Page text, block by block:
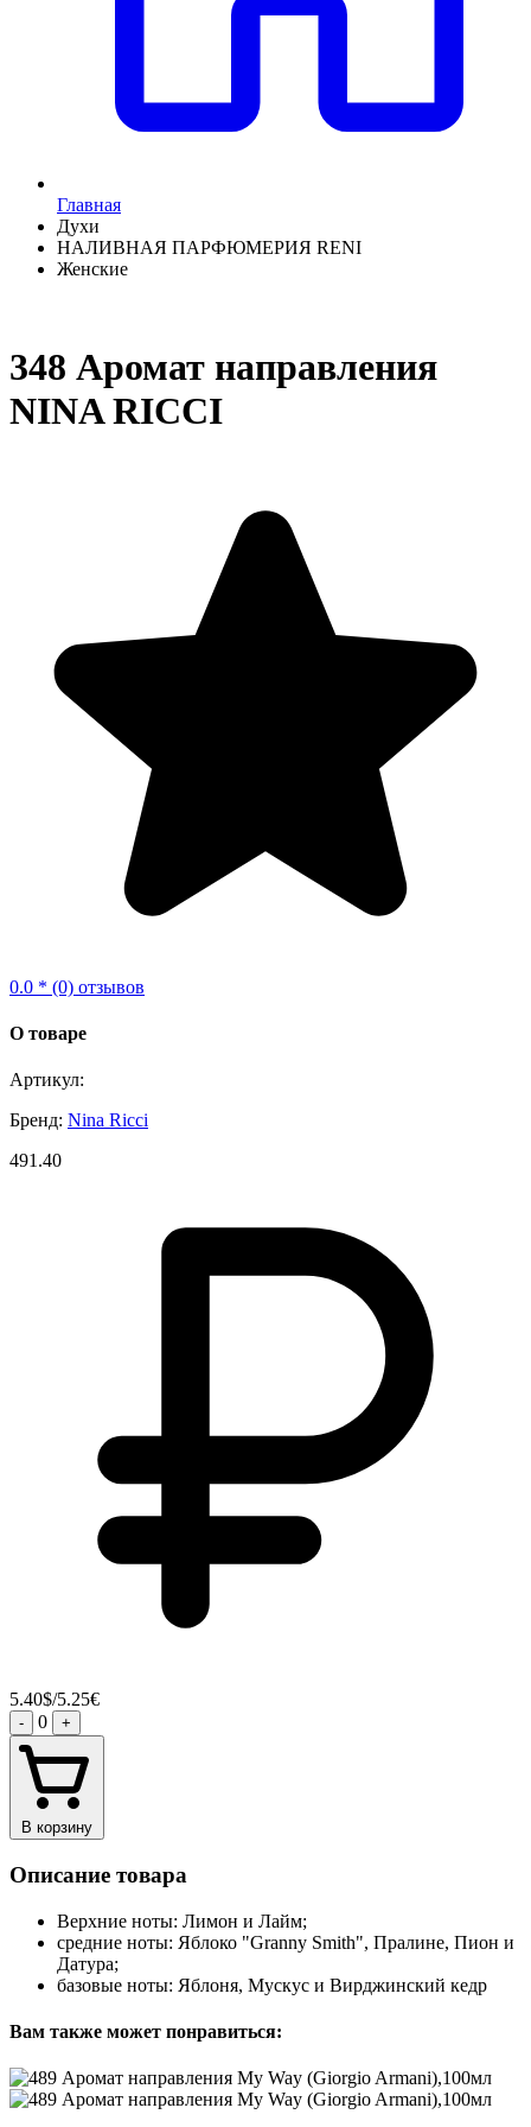
Главная
Духи
НАЛИВНАЯ ПАРФЮМЕРИЯ RENI
Женские
348 Аромат направления
NINA RICCI
0.0 * (0) отзывов
О товаре
Артикул:
Бренд: Nina Ricci
491.40
5.40$/5.25€
- 0 +
В корзину
Описание товара
Верхние ноты: Лимон и Лайм;
средние ноты: Яблоко "Granny Smith", Пралине, Пион и
Датура;
базовые ноты: Яблоня, Мускус и Вирджинский кедр
Вам также может понравиться: